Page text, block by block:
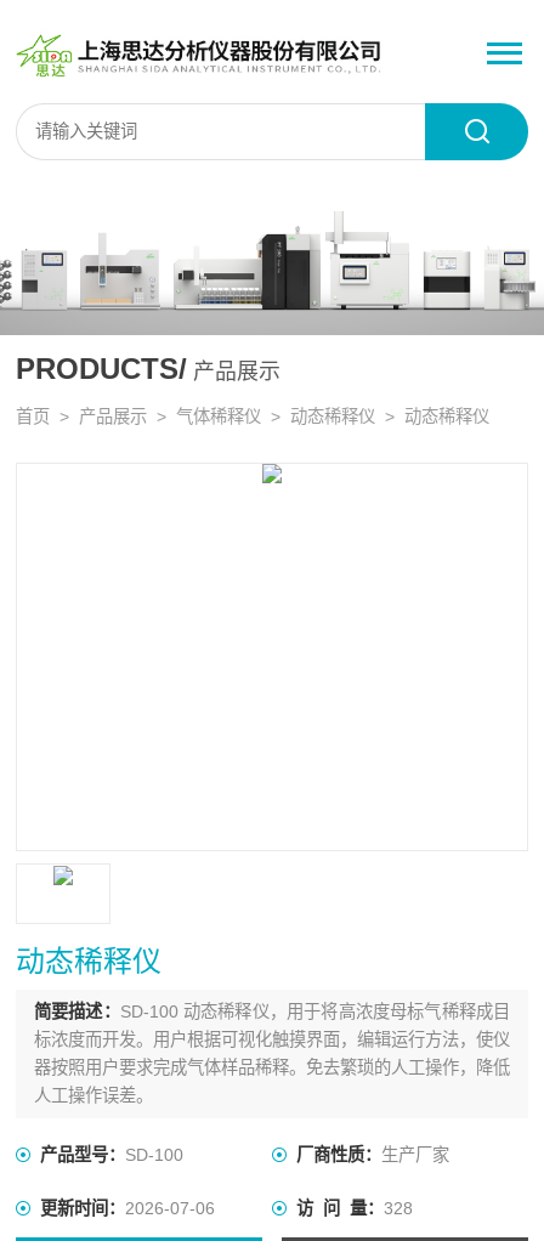
PRODUCTS/ 产品展示
首页 > 产品展示 >气体稀释仪 >动态稀释仪 > 动态稀释仪
动态稀释仪
简要描述： SD-100 动态稀释仪，用于将高浓度母标气稀释成目
标浓度而开发。用户根据可视化触摸界面，编辑运行方法，使仪
器按照用户要求完成气体样品稀释。免去繁琐的人工操作，降低
人工操作误差。
产品型号： SD-100 厂商性质： 生产厂家
更新时间： 2026-07-06 访 问 量： 328